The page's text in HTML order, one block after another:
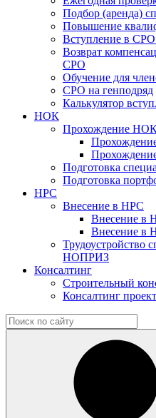
Подбор (аренда)
Повышение
Вступление в
Возврат
СРО
Обучение для
СРО на генподряд
Калькулятор
НОК
Прохождение
Подготовка
Подготовка
НРС
Внесение в НРС
Внесение
Внесение
НОПРИЗ
Консалтинг
Строительный
Консалтинг